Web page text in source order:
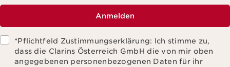
Anmelden
*Pflichtfeld Zustimmungserklärung: Ich stimme zu,
dass die Clarins Österreich GmbH die von mir oben
angegebenen personenbezogenen Daten für ihr